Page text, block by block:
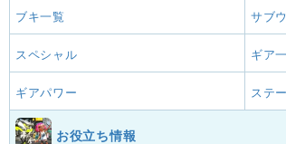
ブキ一覧 サブ
スペシャル ギア
ギアパワー ステ
お役立ち情報